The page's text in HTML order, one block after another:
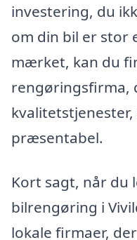
investering, du
om din bil er stor
mærket, kan du
rengøringsfirma,
præsentabel.
Kort sagt, når du
bilrengøring i
lokale firmaer,